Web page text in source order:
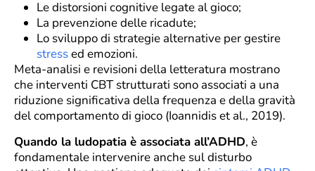
Le distorsioni cognitive legate al gioco;
La prevenzione delle ricadute;
Lo sviluppo di strategie alternative per gestire
stressed emozioni.
Meta-analisi e revisioni della letteratura mostrano
che interventi CBT strutturati sono associati a una
riduzione significativa della frequenza e della gravità
del comportamento di gioco (Ioannidis et al., 2019).
Quando la ludopatia è associata all’ADHD, è
fondamentale intervenire anche sul disturbo